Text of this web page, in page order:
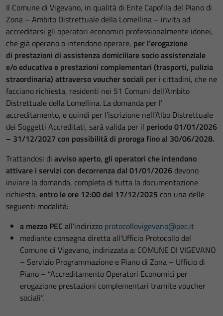
Il Comune di Vigevano, in qualità di Ente Capofila del Piano di
Zona – Ambito Distrettuale della Lomellina – invita ad
accreditarsi gli operatori economici professionalmente idonei,
che già operano o intendono operare, per l’erogazione
di prestazioni di assistenza domiciliare socio assistenziale
e/o educativa e prestazioni complementari (trasporti, pulizia
straordinaria) attraverso voucher sociali per i cittadini, che ne
facciano richiesta, residenti nei 51 Comuni dell’Ambito
Distrettuale della Lomellina. La domanda per l’
accreditamento, e quindi per l’iscrizione nell’Albo Distrettuale
dei Soggetti Accreditati, sarà valida per il periodo 01/01/2026
– 31/12/2027 con possibilità di proroga fino al 30/06/2028.
Trattandosi di avviso aperto, gli operatori che intendono
attivare i servizi con decorrenza dal 01/01/2026 devono
inviare la domanda, completa di tutta la documentazione
richiesta, entro le ore 12:00 del 17/12/2025 con una delle
seguenti modalità:
a mezzo PEC all’indirizzo protocollovigevano@pec.it
mediante consegna diretta all’Ufficio Protocollo del
Comune di Vigevano, indirizzata a: COMUNE DI VIGEVANO
– Servizio Programmazione e Piano di Zona – Ufficio di
Piano – “Accreditamento Operatori Economici per
erogazione prestazioni complementari tramite voucher
sociali”.